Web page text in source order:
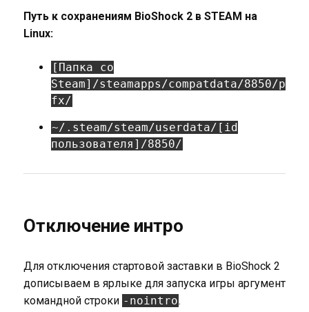
Путь к сохранениям BioShock 2 в STEAM на
Linux:
[Папка со
Steam]/steamapps/compatdata/8850/p
fx/
~/.steam/steam/userdata/[id
пользователя]/8850/
Отключение интро
Для отключения стартовой заставки в BioShock 2
дописываем в ярлыке для запуска игры аргумент
командной строки -nointro.